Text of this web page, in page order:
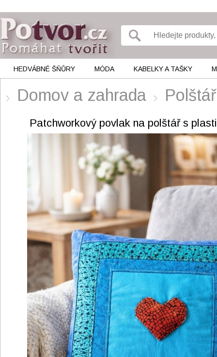
HEDVÁBNÉ ŠŇŮRY MÓDA KABELKY A TAŠKY
Domov a zahrada
Patchworkový povlak na polštář s